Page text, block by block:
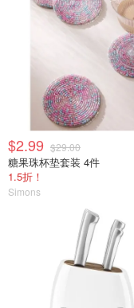
$2.99 $29.00
糖果珠杯垫套装 4件
1.5折！
Simons